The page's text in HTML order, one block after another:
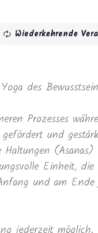
Wiederkehrende
des
Prozesses
und
Einheit,
und am